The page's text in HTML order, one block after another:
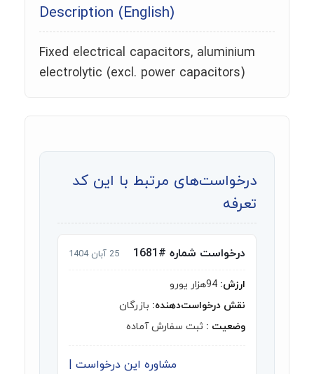
Description (English)
Fixed electrical capacitors, aluminium
electrolytic (excl. power capacitors)
درخواست‌های مرتبط با این کد
تعرفه
درخواست شماره #1681 25 آبان 1404
ارزش:
نقش درخواست‌دهنده: بازرگان
وضعیت : ثبت سفارش آماده
مشاوره این درخواست |